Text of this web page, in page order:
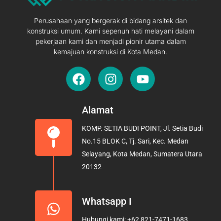
Perusahaan yang bergerak di bidang arsitek dan
konstruksi umum. Kami sepenuh hati melayani dalam
pekerjaan kami dan menjadi pionir utama dalam
kemajuan konstruksi di Kota Medan.
F
a
e
o
o
k
I
n
t
g
r
a
Y
o
b
e
Alamat
KOMP. SETIA BUDI POINT, Jl. Setia Budi
No.15 BLOK C, Tj. Sari, Kec. Medan
Selayang, Kota Medan, Sumatera Utara
20132
Whatsapp I
Hubungi kami: +62 821-7471-1683